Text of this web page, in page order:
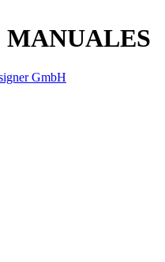
MANUALES
GmbH